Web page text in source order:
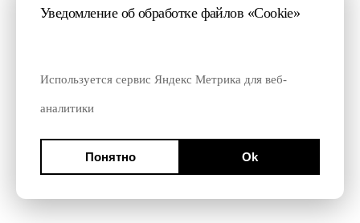
+7 (812) 424-42-31
Политика конфиденциальности
Аккредитованная
Уведомление об обработке файлов «Cookie»
Используется сервис Яндекс Метрика для веб-
аналитики
Понятно Ok